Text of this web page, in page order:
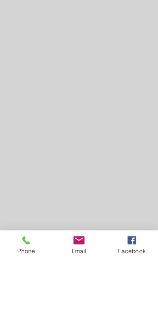
Phone Email Facebook